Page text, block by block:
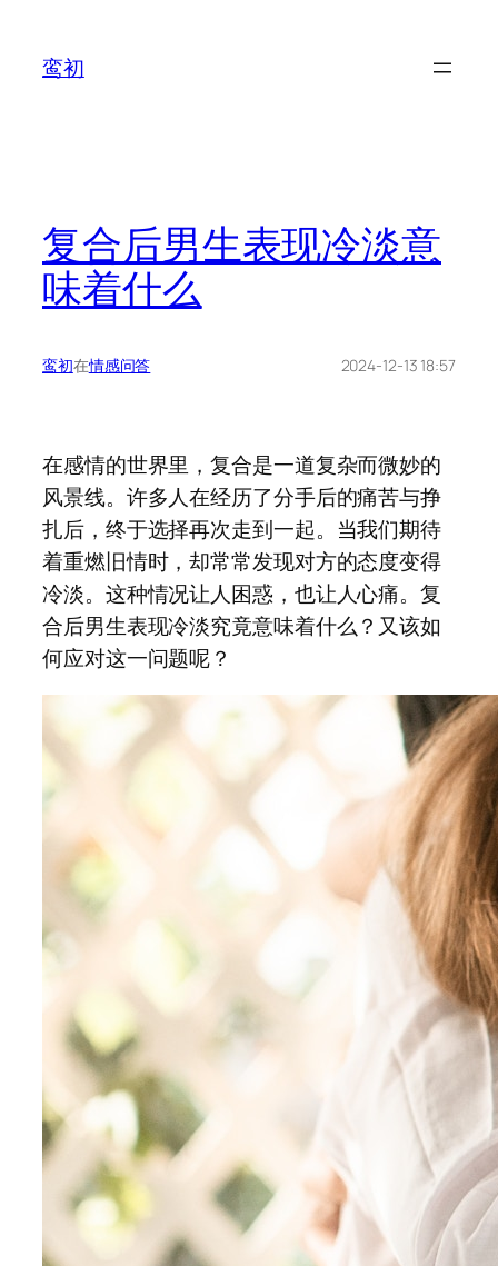
鸾初
复合后男生表现冷淡意
味着什么
鸾初在情感问答 2024-12-13 18:57
在感情的世界里，复合是一道复杂而微妙的
风景线。许多人在经历了分手后的痛苦与挣
扎后，终于选择再次走到一起。当我们期待
着重燃旧情时，却常常发现对方的态度变得
冷淡。这种情况让人困惑，也让人心痛。复
合后男生表现冷淡究竟意味着什么？又该如
何应对这一问题呢？